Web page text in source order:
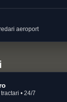
aeroport
• 24/7